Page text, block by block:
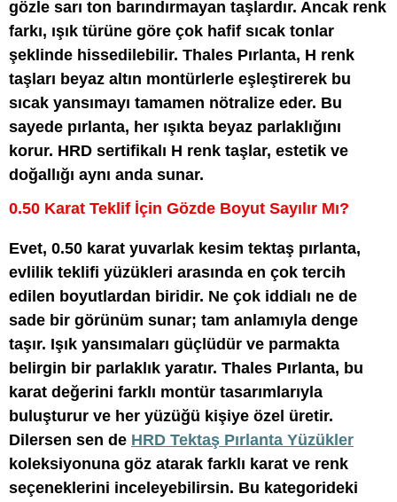
gözle sarı ton barındırmayan taşlardır. Ancak renk
farkı, ışık türüne göre çok hafif sıcak tonlar
şeklinde hissedilebilir. Thales Pırlanta, H renk
taşları beyaz altın montürlerle eşleştirerek bu
sıcak yansımayı tamamen nötralize eder. Bu
sayede pırlanta, her ışıkta beyaz parlaklığını
korur. HRD sertifikalı H renk taşlar, estetik ve
doğallığı aynı anda sunar.
0.50 Karat Teklif İçin Gözde Boyut Sayılır Mı?
Evet, 0.50 karat yuvarlak kesim tektaş pırlanta,
evlilik teklifi yüzükleri arasında en çok tercih
edilen boyutlardan biridir. Ne çok iddialı ne de
sade bir görünüm sunar; tam anlamıyla denge
taşır. Işık yansımaları güçlüdür ve parmakta
belirgin bir parlaklık yaratır. Thales Pırlanta, bu
karat değerini farklı montür tasarımlarıyla
buluşturur ve her yüzüğü kişiye özel üretir.
Dilersen sen de HRD Tektaş Pırlanta Yüzükler
koleksiyonuna göz atarak farklı karat ve renk
seçeneklerini inceleyebilirsin. Bu kategorideki